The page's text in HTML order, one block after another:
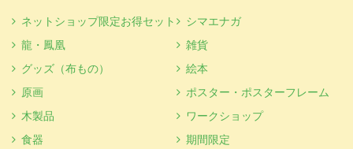
ネットショップ限定お得セット
シマエナガ
龍・鳳凰
雑貨
グッズ（布もの）
絵本
原画
ポスター・ポスターフレーム
木製品
ワークショップ
食器
期間限定